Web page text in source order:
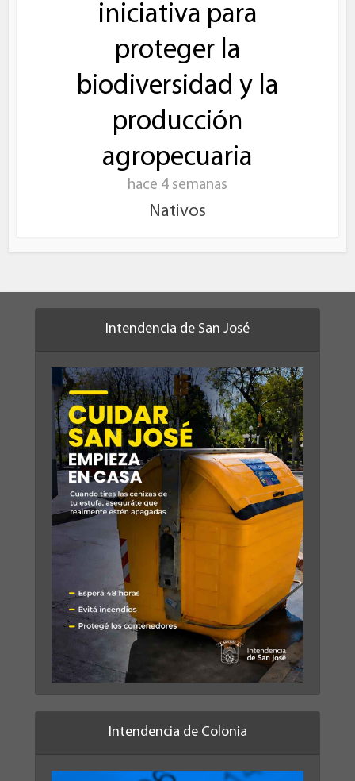
iniciativa para
proteger la
biodiversidad y la
producción
agropecuaria
hace 4 semanas
Nativos
Intendencia de San José
Intendencia de Colonia